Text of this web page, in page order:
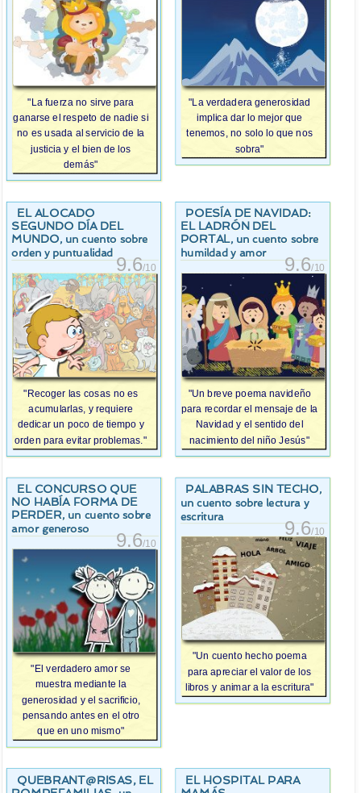
"La fuerza no sirve para
ganarse el respeto de nadie si
no es usada al servicio de la
justicia y el bien de los
demás"
"La verdadera generosidad
implica dar lo mejor que
tenemos, no solo lo que nos
sobra"
EL ALOCADO
SEGUNDO DÍA DEL
MUNDO, un cuento sobre
orden y puntualidad
9.6/10
"Recoger las cosas no es
acumularlas, y requiere
dedicar un poco de tiempo y
orden para evitar problemas."
POESÍA DE NAVIDAD:
EL LADRÓN DEL
PORTAL, un cuento sobre
humildad y amor
9.6/10
"Un breve poema navideño
para recordar el mensaje de la
Navidad y el sentido del
nacimiento del niño Jesús"
EL CONCURSO QUE
NO HABÍA FORMA DE
PERDER, un cuento sobre
amor generoso
9.6/10
"El verdadero amor se
muestra mediante la
generosidad y el sacrificio,
pensando antes en el otro
que en uno mismo"
PALABRAS SIN TECHO,
un cuento sobre lectura y
escritura
9.6/10
"Un cuento hecho poema
para apreciar el valor de los
libros y animar a la escritura"
QUEBRANT@RISAS, EL
EL HOSPITAL PARA